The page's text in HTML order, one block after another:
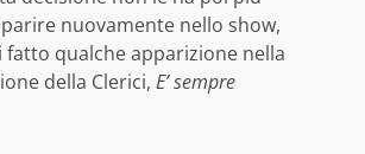
nuovamente nello show,
fatto qualche apparizione nella
della Clerici, E’ sempre